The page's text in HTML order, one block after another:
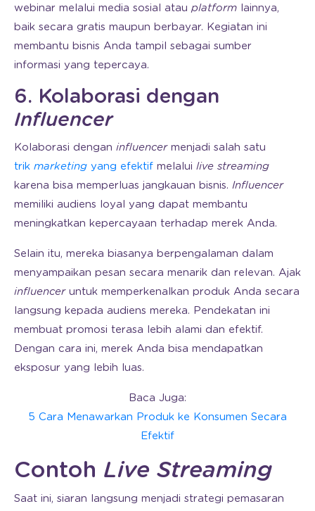
webinar melalui media sosial atau platform lainnya,
baik secara gratis maupun berbayar. Kegiatan ini
membantu bisnis Anda tampil sebagai sumber
informasi yang tepercaya.
6. Kolaborasi dengan
Influencer
Kolaborasi dengan influencermenjadi salah satu
trik marketing yang efektif melalui live streaming
karena bisa memperluas jangkauan bisnis. Influencer
memiliki audiens loyal yang dapat membantu
meningkatkan kepercayaan terhadap merek Anda.
Selain itu, mereka biasanya berpengalaman dalam
menyampaikan pesan secara menarik dan relevan. Ajak
influenceruntuk memperkenalkan produk Anda secara
langsung kepada audiens mereka. Pendekatan ini
membuat promosi terasa lebih alami dan efektif.
Dengan cara ini, merek Anda bisa mendapatkan
eksposur yang lebih luas.
Baca Juga:
5 Cara Menawarkan Produk ke Konsumen Secara
Efektif
Contoh Live Streaming
Saat ini, siaran langsung menjadi strategi pemasaran